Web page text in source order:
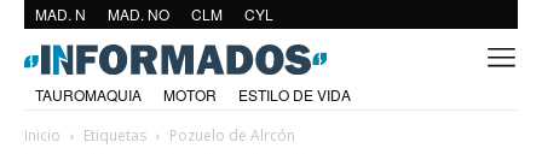
MAD. N MAD. NO CLM CYL
TAUROMAQUIA MOTOR
ESTILO DE VIDA
Inicio
Etiquetas Pozuelo de Alrcón